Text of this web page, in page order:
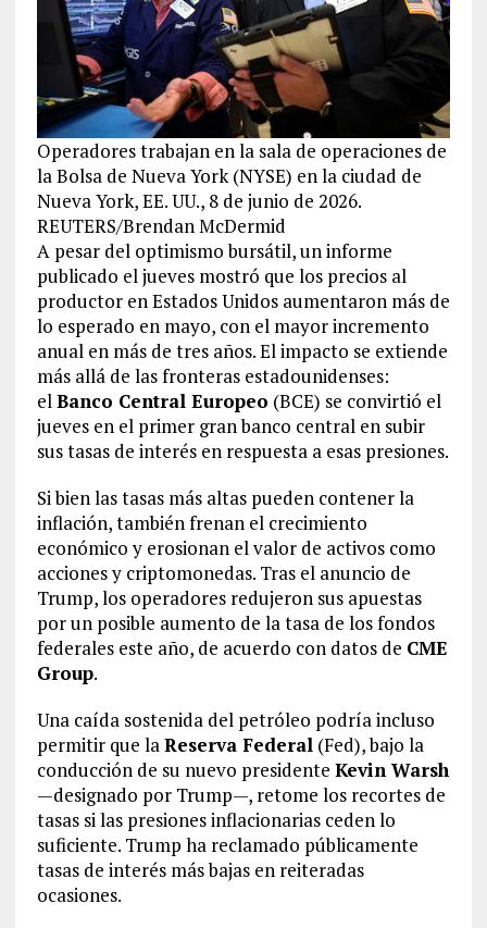
Operadores trabajan en la sala de operaciones de
la Bolsa de Nueva York (NYSE) en la ciudad de
Nueva York, EE. UU., 8 de junio de 2026.
REUTERS/Brendan McDermid
A pesar del optimismo bursátil, un informe
publicado el jueves mostró que los precios al
productor en Estados Unidos aumentaron más de
lo esperado en mayo, con el mayor incremento
anual en más de tres años. El impacto se extiende
más allá de las fronteras estadounidenses:
elBanco Central Europeo (BCE) se convirtió el
jueves en el primer gran banco central en subir
sus tasas de interés en respuesta a esas presiones.
Si bien las tasas más altas pueden contener la
inflación, también frenan el crecimiento
económico y erosionan el valor de activos como
acciones y criptomonedas. Tras el anuncio de
Trump, los operadores redujeron sus apuestas
por un posible aumento de la tasa de los fondos
federales este año, de acuerdo con datos de CME
Group.
Una caída sostenida del petróleo podría incluso
permitir que laReserva Federal(Fed), bajo la
conducción de su nuevo presidente Kevin Warsh
—designado por Trump—, retome los recortes de
tasas si las presiones inflacionarias ceden lo
suficiente. Trump ha reclamado públicamente
tasas de interés más bajas en reiteradas
ocasiones.